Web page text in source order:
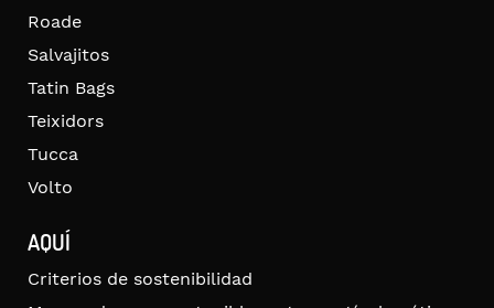
Roade
Salvajitos
Tatin Bags
Teixidors
Tucca
Volto
AQUÍ
Criterios de sostenibilidad